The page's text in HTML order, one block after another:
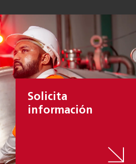
Solicita
información